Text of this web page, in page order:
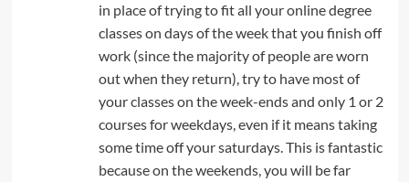
in place of trying to fit all your online degree
classes on days of the week that you finish off
work (since the majority of people are worn
out when they return), try to have most of
your classes on the week-ends and only 1 or 2
courses for weekdays, even if it means taking
some time off your saturdays. This is fantastic
because on the weekends, you will be far